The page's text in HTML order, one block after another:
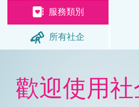
服務類別
所有社企
歡迎使用